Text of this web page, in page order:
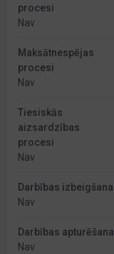
procesi
Nav
Maksātnespējas
procesi
Nav
Tiesiskās
aizsardzības
procesi
Nav
Darbības izbeigšana
Nav
Darbības apturēšana
Nav